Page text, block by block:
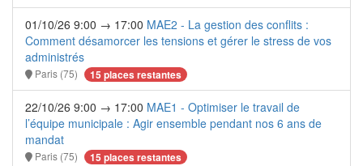
01/10/26 9:00 → 17:00 MAE2 - La gestion des conflits :
Comment désamorcer les tensions et gérer le stress de vos
administrés
Paris (75) 15 places restantes
22/10/26 9:00 → 17:00 MAE1 - Optimiser le travail de
l’équipe municipale : Agir ensemble pendant nos 6 ans de
mandat
Paris (75) 15 places restantes